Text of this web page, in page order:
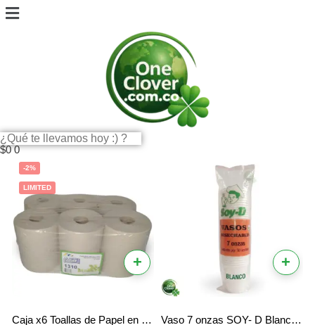
$0 0
-2%
LIMITED
+
Caja x6 Toallas de Papel en Rollo para Manos Natural 100m Doble Hoja | Coltisú
+
Vaso 7 onzas SOY- D Blanco X 50 unidades